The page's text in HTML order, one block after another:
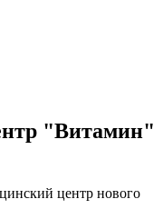
"Витамин"
центр нового